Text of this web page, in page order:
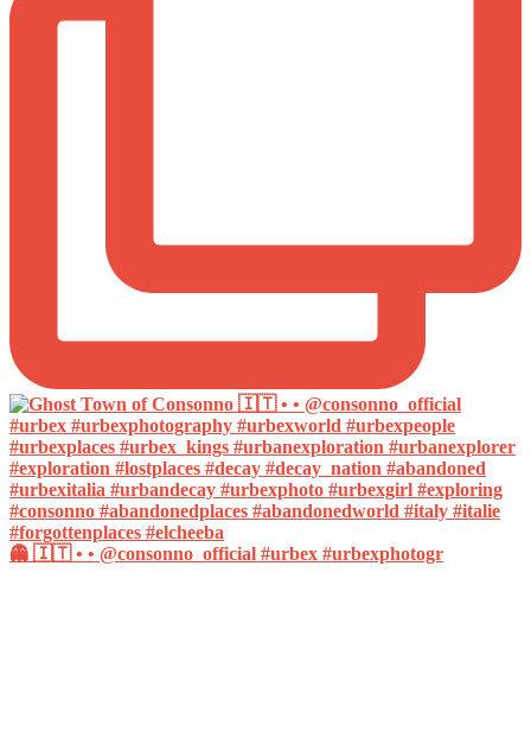
👻 🇮🇹 • • @consonno_official #urbex #urbexphotogr